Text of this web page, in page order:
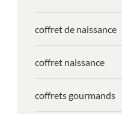
coffret de naissance
coffret naissance
coffrets gourmands